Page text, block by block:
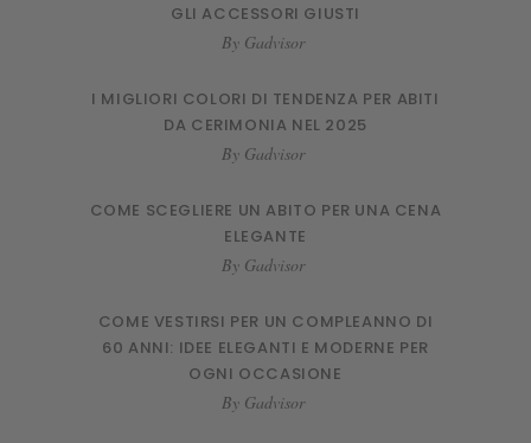
GLI ACCESSORI GIUSTI
By Gadvisor
I MIGLIORI COLORI DI TENDENZA PER ABITI
DA CERIMONIA NEL 2025
By Gadvisor
COME SCEGLIERE UN ABITO PER UNA CENA
ELEGANTE
By Gadvisor
COME VESTIRSI PER UN COMPLEANNO DI
60 ANNI: IDEE ELEGANTI E MODERNE PER
OGNI OCCASIONE
By Gadvisor